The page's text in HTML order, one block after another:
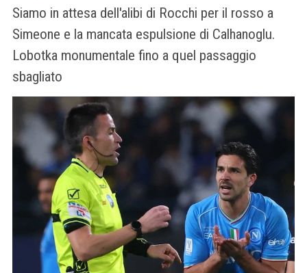
Siamo in attesa dell'alibi di Rocchi per il rosso a
Simeone e la mancata espulsione di Calhanoglu.
Lobotka monumentale fino a quel passaggio
sbagliato